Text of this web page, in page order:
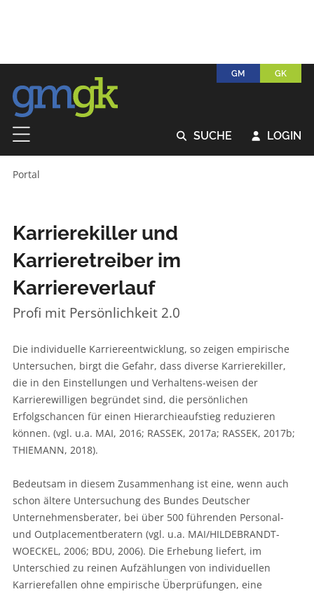
GM GK
 SUCHE  LOGIN
Portal
Karrierekiller und
Karrieretreiber im
Karriereverlauf
Profi mit Persönlichkeit 2.0
Die individuelle Karriereentwicklung, so zeigen empirische
Untersuchen, birgt die Gefahr, dass diverse Karrierekiller,
die in den Einstellungen und Verhaltens-weisen der
Karrierewilligen begründet sind, die persönlichen
Erfolgschancen für einen Hierarchieaufstieg reduzieren
können. (vgl. u.a. MAI, 2016; RASSEK, 2017a; RASSEK, 2017b;
THIEMANN, 2018).
Bedeutsam in diesem Zusammenhang ist eine, wenn auch
schon ältere Untersuchung des Bundes Deutscher
Unternehmensberater, bei über 500 führenden Personal-
und Outplacementberatern (vgl. u.a. MAI/HILDEBRANDT-
WOECKEL, 2006; BDU, 2006). Die Erhebung liefert, im
Unterschied zu reinen Aufzählungen von individuellen
Karrierefallen ohne empirische Überprüfungen, eine